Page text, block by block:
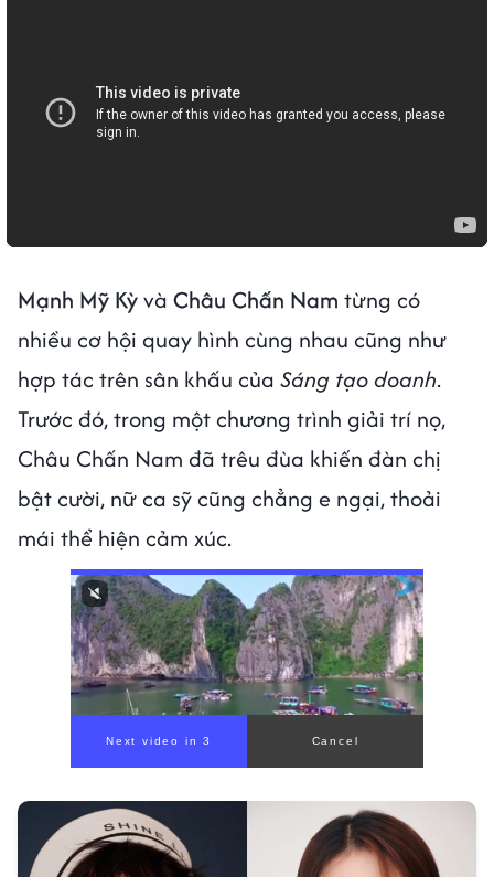
Mạnh Mỹ Kỳvà Châu Chấn Nam từng có
nhiều cơ hội quay hình cùng nhau cũng như
hợp tác trên sân khấu của Sáng tạo doanh.
Trước đó, trong một chương trình giải trí nọ,
Châu Chấn Nam đã trêu đùa khiến đàn chị
bật cười, nữ ca sỹ cũng chẳng e ngại, thoải
mái thể hiện cảm xúc.